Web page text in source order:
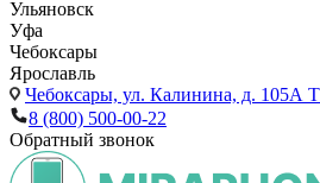
Ульяновск
Уфа
Чебоксары
Ярославль
Чебоксары, ул. Калинина, д.
8 (800) 500-00-22
Обратный звонок